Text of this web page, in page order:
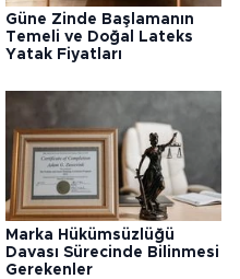
Güne Zinde Başlamanın
Temeli ve Doğal Lateks
Yatak Fiyatları
Marka Hükümsüzlüğü
Davası Sürecinde Bilinmesi
Gerekenler